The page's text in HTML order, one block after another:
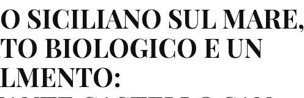
SICILIANO SUL MARE,
BIOLOGICO E UN